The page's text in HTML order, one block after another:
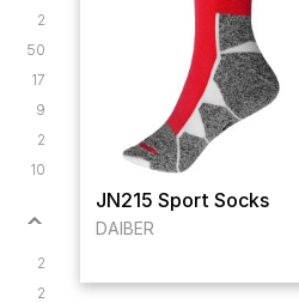
2
50
17
9
2
10
2
2
JN215 Sport Socks
DAIBER